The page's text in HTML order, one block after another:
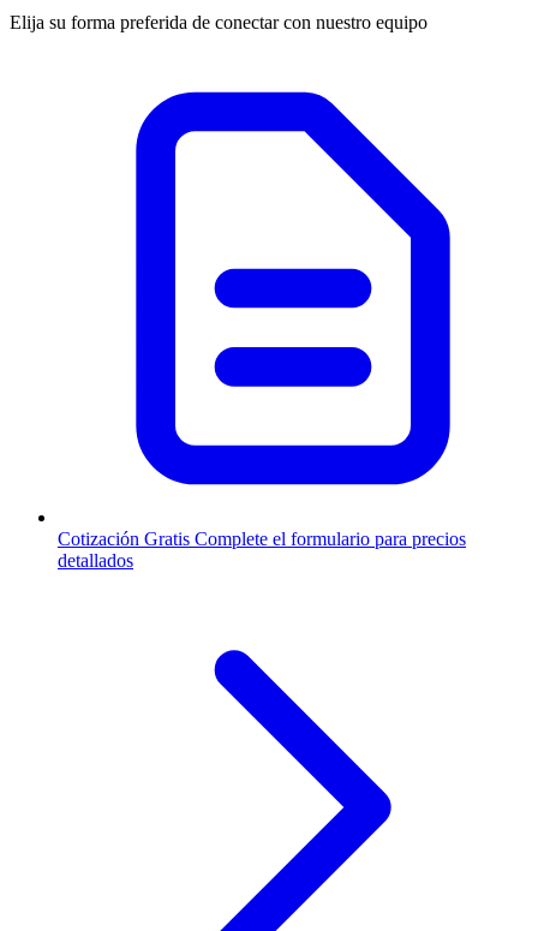
Elija su forma preferida de conectar con nuestro equipo
Cotización Gratis Complete el formulario para precios
detallados